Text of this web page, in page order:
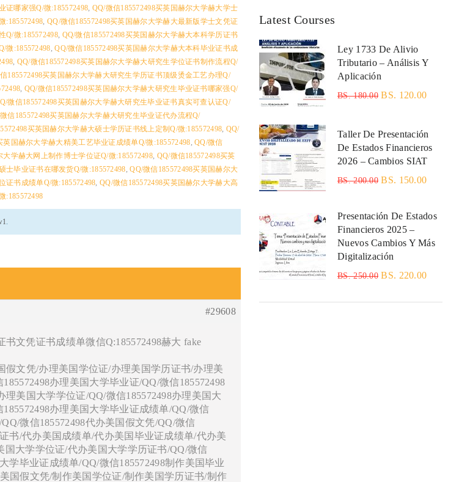
证哪家强Q/微:185572498, QQ/微信185572498买英国赫尔大学赫大学士
:185572498, QQ/微信185572498买英国赫尔大学赫大最新版学士文凭证
Q/微:185572498, QQ/微信185572498买英国赫尔大学赫大本科学历证书
微:185572498,QQ/微信185572498买英国赫尔大学赫大本科毕业证书成
, QQ/微信185572498买英国赫尔大学赫大研究生学位证书制作流程Q/
185572498买英国赫尔大学赫大研究生学历证书顶级烫金工艺办理Q/
, QQ/微信185572498买英国赫尔大学赫大研究生毕业证书哪家强Q/
微信185572498买英国赫尔大学赫大研究生毕业证书真实可查认证Q/
信185572498买英国赫尔大学赫大研究生毕业证代办流程Q/
买英国赫尔大学赫大硕士学历证书线上定制Q/微:185572498, QQ/
英国赫尔大学赫大精美工艺毕业证成绩单Q/微:185572498,QQ/微信
大学赫大网上制作博士学位证Q/微:185572498, QQ/微信185572498买英
士毕业证书在哪发货Q/微:185572498,QQ/微信185572498买英国赫尔大
证书成绩单Q/微:185572498,QQ/微信185572498买英国赫尔大学赫大高
:185572498
.
#29608
文凭证书成绩单微信Q:185572498赫大 fake
假文凭/办理美国学位证/办理美国学历证书/办理美
办理美国大学毕业证/QQ/微信185572498
美国大学学位证/QQ/微信185572498办理美国大
办理美国大学毕业证成绩单/QQ/微信
微信185572498代办美国假文凭/QQ/微信
书/代办美国成绩单/代办美国毕业证成绩单/代办美
大学学位证/代办美国大学学历证书/QQ/微信
学毕业证成绩单/QQ/微信185572498制作美国毕业
国假文凭/制作美国学位证/制作美国学历证书/制作
Latest Courses
Ley 1733 De Alivio
Tributario – Análisis Y
Aplicación
BS. 180.00 BS. 120.00
Taller De Presentación
De Estados Financieros
2026 – Cambios SIAT
BS. 200.00 BS. 150.00
Presentación De Estados
Financieros 2025 –
Nuevos Cambios Y Más
Digitalización
BS. 250.00 BS. 220.00